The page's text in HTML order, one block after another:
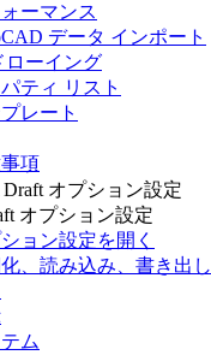
ーマンス
データ インポート
ローイング
ティ リスト
レート
項
オプション設定
オプション設定
ョン設定を開く
、読み込み、書き出し
ム